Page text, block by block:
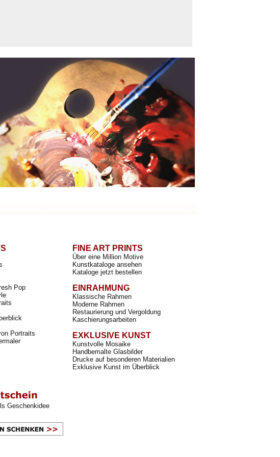
Pop
Portraits
FINE ART PRINTS
Über eine Million Motive
Kunstkataloge ansehen
Kataloge jetzt bestellen
EINRAHMUNG
Klassische Rahmen
Moderne Rahmen
Restaurierung und Vergoldung
Kaschierungsarbeiten
EXKLUSIVE KUNST
Kunstvolle Mosaike
Handbemalte Glasbilder
Drucke auf besonderen Materialien
Exklusive Kunst im Überblick
Geschenkidee